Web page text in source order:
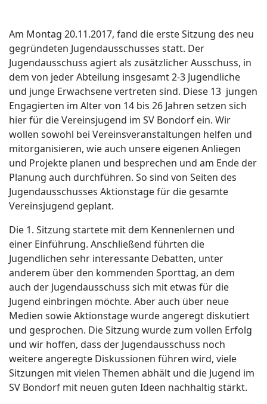
Am Montag 20.11.2017, fand die erste Sitzung des neu
gegründeten Jugendausschusses statt. Der
Jugendausschuss agiert als zusätzlicher Ausschuss, in
dem von jeder Abteilung insgesamt 2-3 Jugendliche
und junge Erwachsene vertreten sind. Diese 13 jungen
Engagierten im Alter von 14 bis 26 Jahren setzen sich
hier für die Vereinsjugend im SV Bondorf ein. Wir
wollen sowohl bei Vereinsveranstaltungen helfen und
mitorganisieren, wie auch unsere eigenen Anliegen
und Projekte planen und besprechen und am Ende der
Planung auch durchführen. So sind von Seiten des
Jugendausschusses Aktionstage für die gesamte
Vereinsjugend geplant.
Die 1. Sitzung startete mit dem Kennenlernen und
einer Einführung. Anschließend führten die
Jugendlichen sehr interessante Debatten, unter
anderem über den kommenden Sporttag, an dem
auch der Jugendausschuss sich mit etwas für die
Jugend einbringen möchte. Aber auch über neue
Medien sowie Aktionstage wurde angeregt diskutiert
und gesprochen. Die Sitzung wurde zum vollen Erfolg
und wir hoffen, dass der Jugendausschuss noch
weitere angeregte Diskussionen führen wird, viele
Sitzungen mit vielen Themen abhält und die Jugend im
SV Bondorf mit neuen guten Ideen nachhaltig stärkt.